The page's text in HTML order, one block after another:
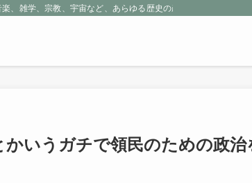
、雑学、宗教、宇宙など、あらゆる歴史の産物に包まれる魅
かいうガチで領民のための政